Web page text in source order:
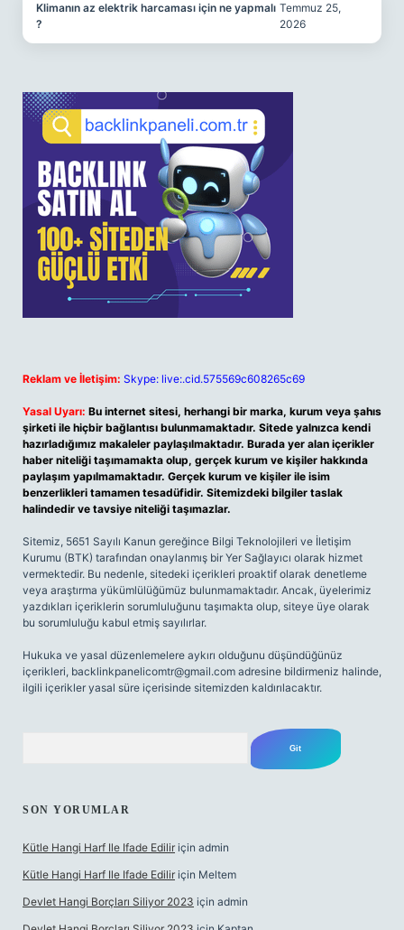
Klimanın az elektrik harcaması için ne yapmalı
?
Temmuz 25,
2026
Reklam ve İletişim: Skype: live:.cid.575569c608265c69
Yasal Uyarı: Bu internet sitesi, herhangi bir marka, kurum veya şahıs
şirketi ile hiçbir bağlantısı bulunmamaktadır. Sitede yalnızca kendi
hazırladığımız makaleler paylaşılmaktadır. Burada yer alan içerikler
haber niteliği taşımamakta olup, gerçek kurum ve kişiler hakkında
paylaşım yapılmamaktadır. Gerçek kurum ve kişiler ile isim
benzerlikleri tamamen tesadüfidir. Sitemizdeki bilgiler taslak
halindedir ve tavsiye niteliği taşımazlar.
Sitemiz, 5651 Sayılı Kanun gereğince Bilgi Teknolojileri ve İletişim
Kurumu (BTK) tarafından onaylanmış bir Yer Sağlayıcı olarak hizmet
vermektedir. Bu nedenle, sitedeki içerikleri proaktif olarak denetleme
veya araştırma yükümlülüğümüz bulunmamaktadır. Ancak, üyelerimiz
yazdıkları içeriklerin sorumluluğunu taşımakta olup, siteye üye olarak
bu sorumluluğu kabul etmiş sayılırlar.
Hukuka ve yasal düzenlemelere aykırı olduğunu düşündüğünüz
içerikleri, backlinkpanelicomtr@gmail.com adresine bildirmeniz halinde,
ilgili içerikler yasal süre içerisinde sitemizden kaldırılacaktır.
SON YORUMLAR
Kütle Hangi Harf Ile Ifade Edilir için admin
Kütle Hangi Harf Ile Ifade Edilir için Meltem
Devlet Hangi Borçları Siliyor 2023 için admin